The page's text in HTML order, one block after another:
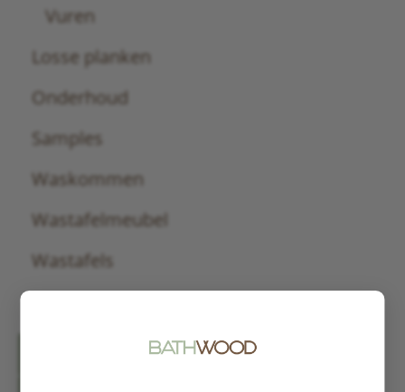
Vuren
Losse planken
Onderhoud
Samples
Waskommen
Wastafelmeubel
Wastafels
Filter producten